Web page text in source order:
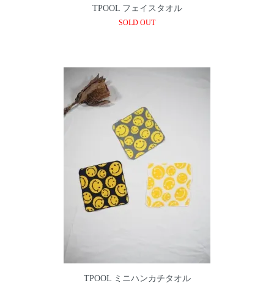
TPOOL フェイスタオル
SOLD OUT
TPOOL ミニハンカチタオル